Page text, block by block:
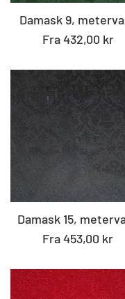
Damask 9,
Fra 432,00 kr
Damask 15,
Fra 453,00 kr